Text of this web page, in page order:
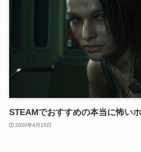
STEAMでおすすめの本当に怖い
2020年4月15日